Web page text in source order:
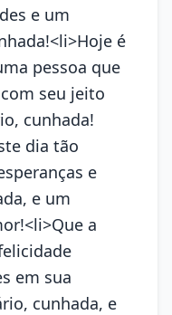
e um
é
pessoa que
seu jeito
cunhada!
dia tão
e
e um
a
em sua
cunhada, e